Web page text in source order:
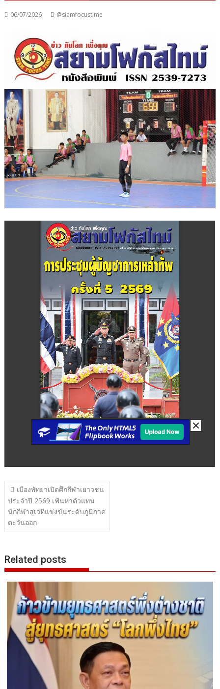
06/07/2026 @siamfocustime
แนะแนว
เรื่อง
เมืองพัทยาเปิดศึกกีฬาเยาวชน
ประจำปี 2569 เฟ้นหาตัวแทน
นักกีฬาสู่เวทีแข่งขันระดับภูมิภาค
ตะวันออก
Related posts